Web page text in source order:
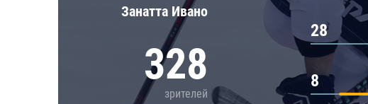
Занатта Иванo
328
зрителей
28
8